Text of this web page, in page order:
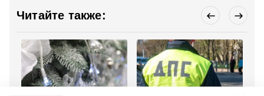
Читайте также: